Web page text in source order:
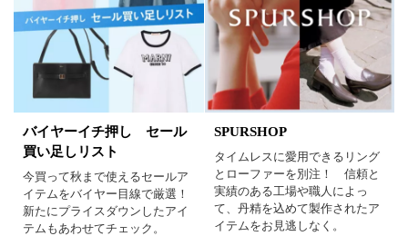
バイヤーイチ押し セール
買い足しリスト
今買って秋まで使えるセールア
イテムをバイヤー目線で厳選！
新たにプライスダウンしたアイ
テムもあわせてチェック。
SPURSHOP
タイムレスに愛用できるリング
とローファーを別注！ 信頼と
実績のある工場や職人によっ
て、丹精を込めて製作されたア
イテムをお見逃しなく。